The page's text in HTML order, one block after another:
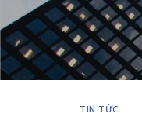
TIN TỨC